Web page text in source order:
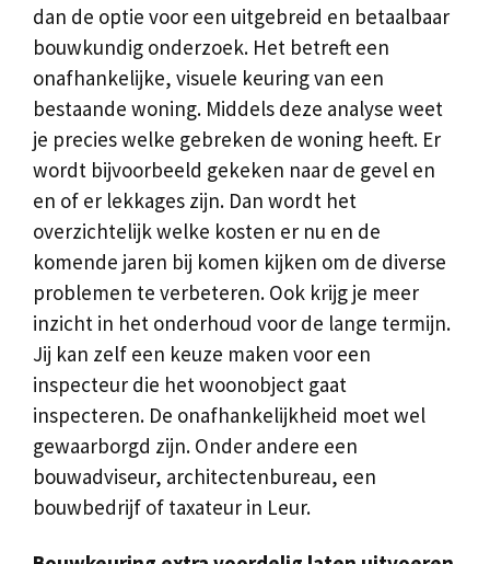
dan de optie voor een uitgebreid en betaalbaar
bouwkundig onderzoek. Het betreft een
onafhankelijke, visuele keuring van een
bestaande woning. Middels deze analyse weet
je precies welke gebreken de woning heeft. Er
wordt bijvoorbeeld gekeken naar de gevel en
en of er lekkages zijn. Dan wordt het
overzichtelijk welke kosten er nu en de
komende jaren bij komen kijken om de diverse
problemen te verbeteren. Ook krijg je meer
inzicht in het onderhoud voor de lange termijn.
Jij kan zelf een keuze maken voor een
inspecteur die het woonobject gaat
inspecteren. De onafhankelijkheid moet wel
gewaarborgd zijn. Onder andere een
bouwadviseur, architectenbureau, een
bouwbedrijf of taxateur in Leur.